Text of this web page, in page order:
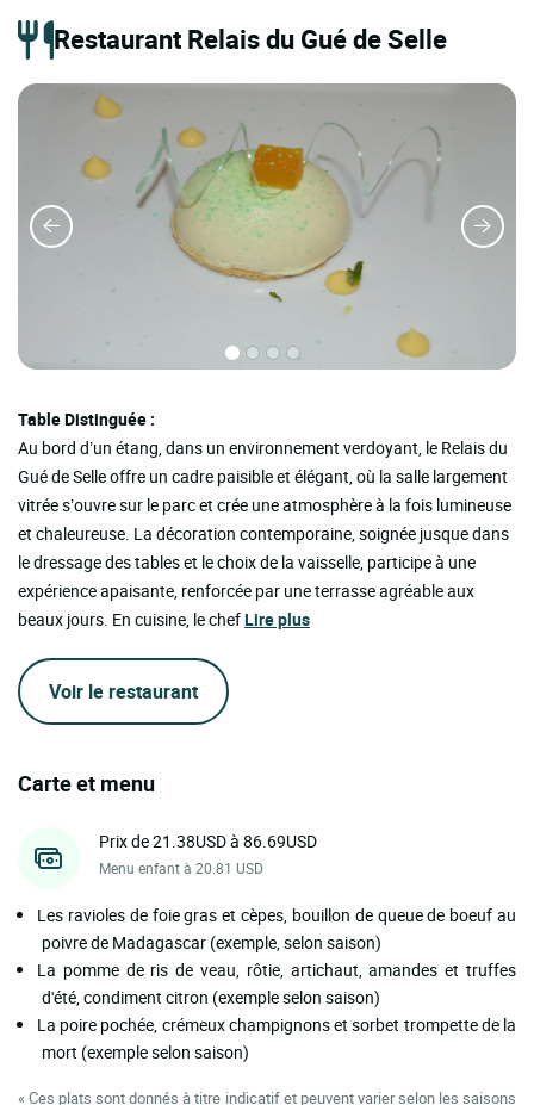
Restaurant Relais du Gué de Selle
Table Distinguée :
Au bord d’un étang, dans un environnement verdoyant, le Relais du
Gué de Selle offre un cadre paisible et élégant, où la salle largement
vitrée s’ouvre sur le parc et crée une atmosphère à la fois lumineuse
et chaleureuse. La décoration contemporaine, soignée jusque dans
le dressage des tables et le choix de la vaisselle, participe à une
expérience apaisante, renforcée par une terrasse agréable aux
beaux jours. En cuisine, le chefLire plus
Voir le restaurant
Carte et menu
Prix de 21.38USD à 86.69USD
Menu enfant à 20.81 USD
Les ravioles de foie gras et cèpes, bouillon de queue de boeuf au
poivre de Madagascar (exemple, selon saison)
La pomme de ris de veau, rôtie, artichaut, amandes et truffes
d'été, condiment citron (exemple selon saison)
La poire pochée, crémeux champignons et sorbet trompette de la
mort (exemple selon saison)
« Ces plats sont donnés à titre indicatif et peuvent varier selon les saisons